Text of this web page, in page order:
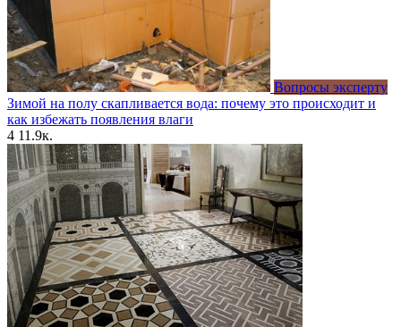
Вопросы эксперту
Зимой на полу скапливается вода: почему это происходит и
как избежать появления влаги
4 11.9к.